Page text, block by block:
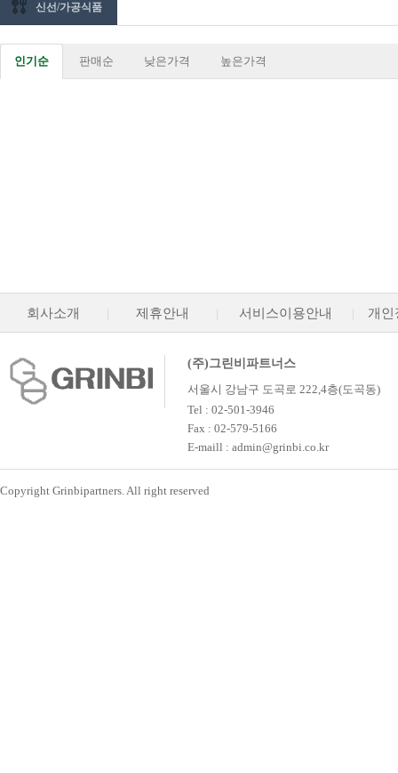
신선/가공식품
인기순 판매순 낮은가격 높은가격
회사소개 제휴안내 서비스이용안내 개인
(주)그린비파트너스
서울시 강남구 도곡로 222,4층(도곡동)
Tel : 02-501-3946
Fax : 02-579-5166
E-maill : admin@grinbi.co.kr
Copyright Grinbipartners. All right reserved